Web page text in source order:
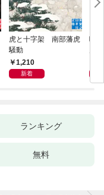
虎と十字架 南部藩虎
騒動
1,210
新着
噺
ランキング
無料